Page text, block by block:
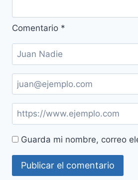
Comentario *
Guarda mi nombre, correo